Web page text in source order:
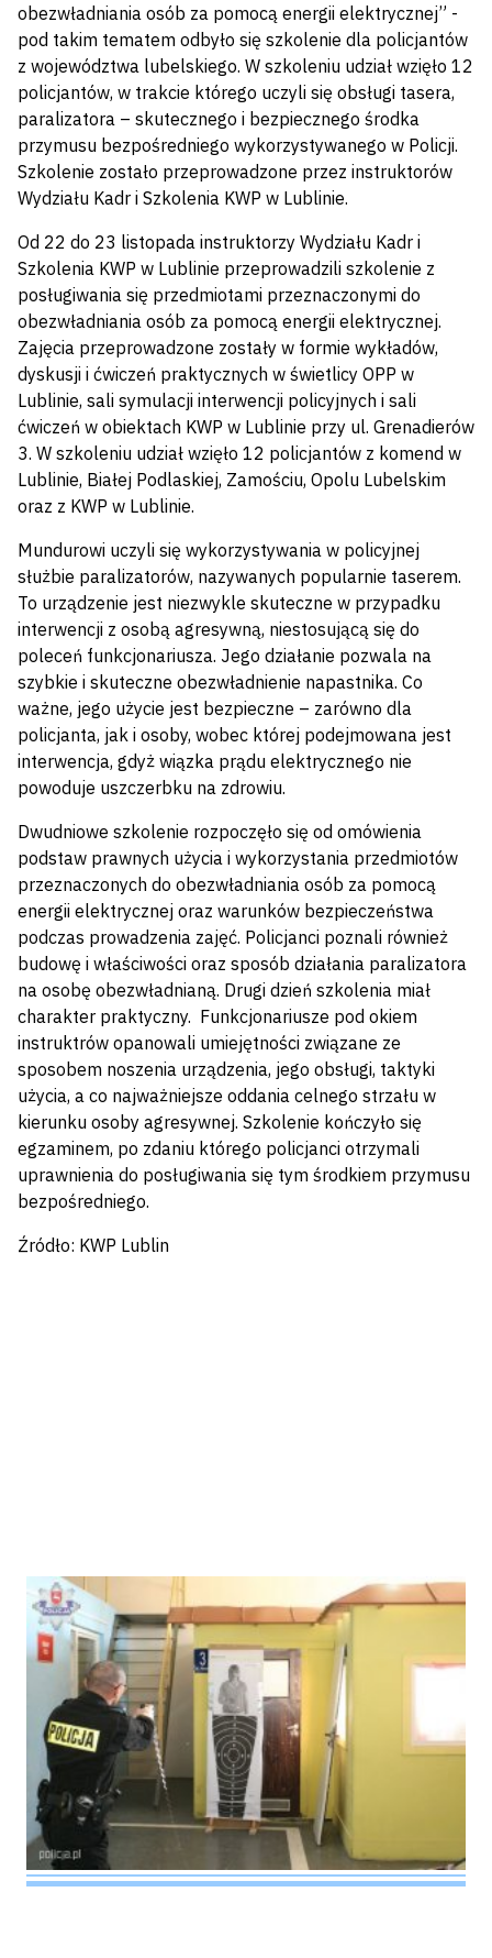
obezwładniania osób za pomocą energii elektrycznej” -
pod takim tematem odbyło się szkolenie dla policjantów
z województwa lubelskiego. W szkoleniu udział wzięło 12
policjantów, w trakcie którego uczyli się obsługi tasera,
paralizatora – skutecznego i bezpiecznego środka
przymusu bezpośredniego wykorzystywanego w Policji.
Szkolenie zostało przeprowadzone przez instruktorów
Wydziału Kadr i Szkolenia KWP w Lublinie.
Od 22 do 23 listopada instruktorzy Wydziału Kadr i
Szkolenia KWP w Lublinie przeprowadzili szkolenie z
posługiwania się przedmiotami przeznaczonymi do
obezwładniania osób za pomocą energii elektrycznej.
Zajęcia przeprowadzone zostały w formie wykładów,
dyskusji i ćwiczeń praktycznych w świetlicy OPP w
Lublinie, sali symulacji interwencji policyjnych i sali
ćwiczeń w obiektach KWP w Lublinie przy ul. Grenadierów
3. W szkoleniu udział wzięło 12 policjantów z komend w
Lublinie, Białej Podlaskiej, Zamościu, Opolu Lubelskim
oraz z KWP w Lublinie.
Mundurowi uczyli się wykorzystywania w policyjnej
służbie paralizatorów, nazywanych popularnie taserem.
To urządzenie jest niezwykle skuteczne w przypadku
interwencji z osobą agresywną, niestosującą się do
poleceń funkcjonariusza. Jego działanie pozwala na
szybkie i skuteczne obezwładnienie napastnika. Co
ważne, jego użycie jest bezpieczne – zarówno dla
policjanta, jak i osoby, wobec której podejmowana jest
interwencja, gdyż wiązka prądu elektrycznego nie
powoduje uszczerbku na zdrowiu.
Dwudniowe szkolenie rozpoczęło się od omówienia
podstaw prawnych użycia i wykorzystania przedmiotów
przeznaczonych do obezwładniania osób za pomocą
energii elektrycznej oraz warunków bezpieczeństwa
podczas prowadzenia zajęć. Policjanci poznali również
budowę i właściwości oraz sposób działania paralizatora
na osobę obezwładnianą. Drugi dzień szkolenia miał
charakter praktyczny. Funkcjonariusze pod okiem
instruktrów opanowali umiejętności związane ze
sposobem noszenia urządzenia, jego obsługi, taktyki
użycia, a co najważniejsze oddania celnego strzału w
kierunku osoby agresywnej. Szkolenie kończyło się
egzaminem, po zdaniu którego policjanci otrzymali
uprawnienia do posługiwania się tym środkiem przymusu
bezpośredniego.
Źródło: KWP Lublin